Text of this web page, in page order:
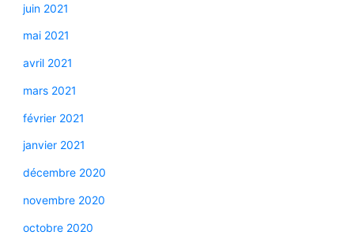
juin 2021
mai 2021
avril 2021
mars 2021
février 2021
janvier 2021
décembre 2020
novembre 2020
octobre 2020